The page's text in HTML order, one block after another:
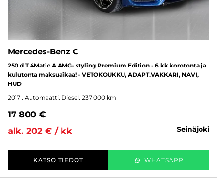
Mercedes-Benz C
250 d T 4Matic A AMG- styling Premium Edition - 6 kk korotonta ja
kulutonta maksuaikaa! - VETOKOUKKU, ADAPT.VAKKARI, NAVI,
HUD
2017 , Automaatti, Diesel, 237 000 km
17 800 €
alk. 202 € / kk
seinäjoki
KATSO TIEDOT WHATSAPP